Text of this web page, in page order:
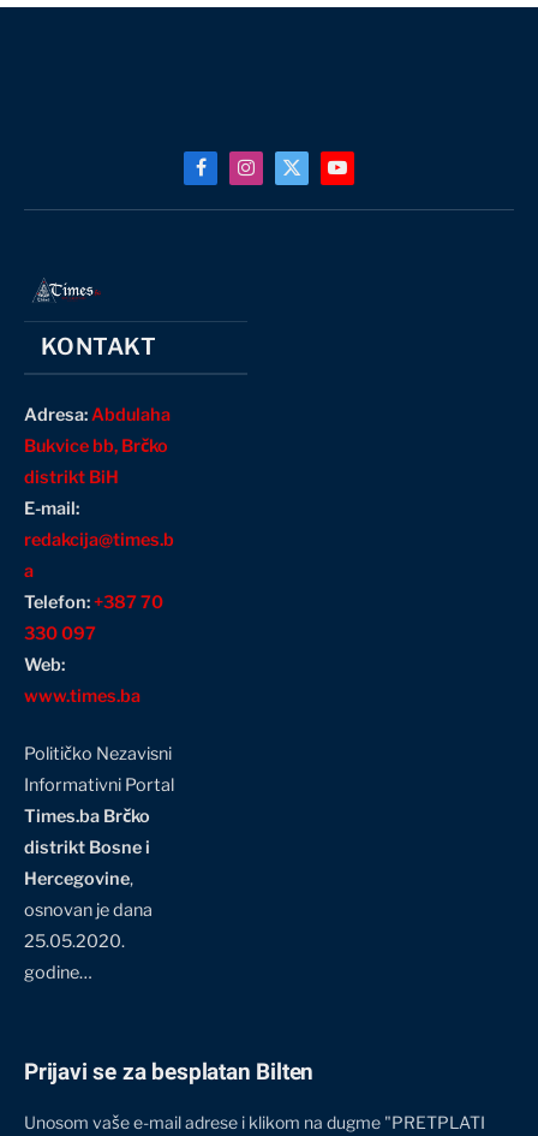
FacebookInstagram
X
YouTube
KONTAKT
Adresa:Abdulaha
Bukvice bb, Brčko
distrikt BiH
E-mail:
redakcija@times.b
a
Telefon:+387 70
330 097
Web:
www.times.ba
Političko Nezavisni
Informativni Portal
Times.ba Brčko
distrikt Bosne i
Hercegovine,
osnovan je dana
25.05.2020.
godine…
Prijavi se za besplatan Bilten
Unosom vaše e-mail adrese i klikom na dugme "PRETPLATI